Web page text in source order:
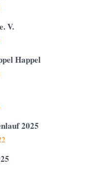
V.
Happel
2025